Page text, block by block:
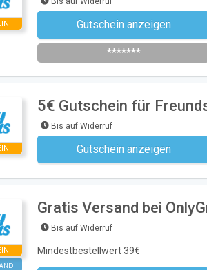
Gutschein anzeigen
Newsletter des Shops abonnieren
*******
5€ Gutschein für
Bis auf Widerruf
Gutschein anzeigen
Kein Code notwendig
Gratis Versand bei
Bis auf Widerruf
Mindestbestellwert 39€